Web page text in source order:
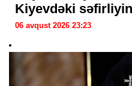
Kiyevdəki
06 avqust 2026 23:23